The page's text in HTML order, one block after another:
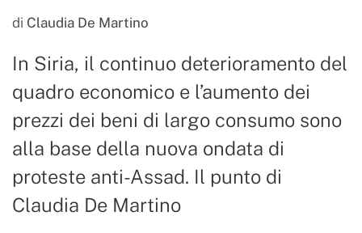
di Claudia De Martino
In Siria, il continuo deterioramento del
quadro economico e l’aumento dei
prezzi dei beni di largo consumo sono
alla base della nuova ondata di
proteste anti-Assad. Il punto di
Claudia De Martino